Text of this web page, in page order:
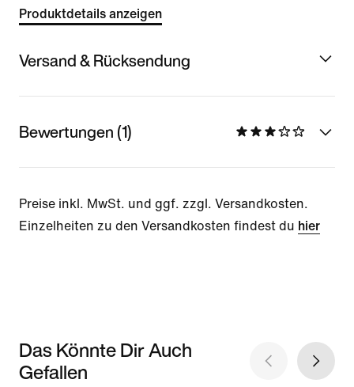
Produktdetails anzeigen
Versand & Rücksendung
Bewertungen (1)
Preise inkl. MwSt. und ggf. zzgl. Versandkosten.
Einzelheiten zu den Versandkosten findest du hier
Das Könnte Dir Auch
Gefallen